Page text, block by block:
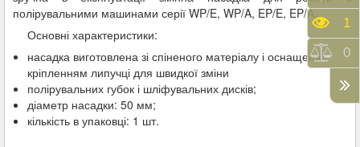
полірувальними машинами серії WP/E, WP/A, EP/E, EP/A.
Основні характеристики:
насадка виготовлена ​​зі спіненого матеріалу і оснащена
кріпленням липучці для швидкої зміни
полірувальних губок і шліфувальних дисків;
діаметр насадки: 50 мм;
кількість в упаковці: 1 шт.
1
0